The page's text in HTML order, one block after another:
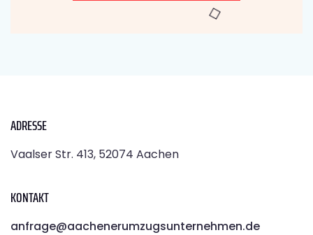
ADRESSE
Vaalser Str. 413, 52074 Aachen
KONTAKT
anfrage@aachenerumzugsunternehmen.de